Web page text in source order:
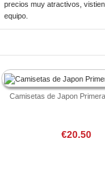
precios muy atractivos,
equipo.
Camisetas de Japon
€20.50